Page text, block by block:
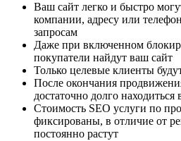
Ваш сайт легко и быстро
компании, адресу или
запросам
Даже при включенном
покупатели найдут ваш сайт
Только целевые клиенты
После окончания
достаточно долго
Стоимость SEO услуги по
фиксированы, в отличие от
постоянно растут